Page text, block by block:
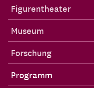
Figurentheater
Museum
Forschung
Programm